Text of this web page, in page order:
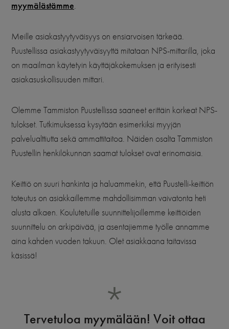
myymälästämme.
Meille asiakastyytyväisyys on ensiarvoisen tärkeää.
Puustellissa asiakastyytyväisyyttä mitataan NPS-mittarilla, joka
on maailman käytetyin käyttäjäkokemuksen ja erityisesti
asiakasuskollisuuden mittari.
Olemme Tammiston Puustellissa saaneet erittäin korkeat NPS-
tulokset. Tutkimuksessa kysytään esimerkiksi myyjän
palvelualttiutta sekä ammattitaitoa. Näiden osalta Tammiston
Puustellin henkilökunnan saamat tulokset ovat erinomaisia.
Keittiö on suuri hankinta ja haluammekin, että Puustelli-keittiön
toteutus on asiakkaillemme mahdollisimman vaivatonta heti
alusta alkaen. Koulutetuille suunnittelijoillemme keittiöiden
suunnittelu on arkipäivää, ja asentajiemme työlle annamme
aina kahden vuoden takuun. Olet asiakkaana taitavissa
käsissä!
Tervetuloa myymälään! Voit ottaa